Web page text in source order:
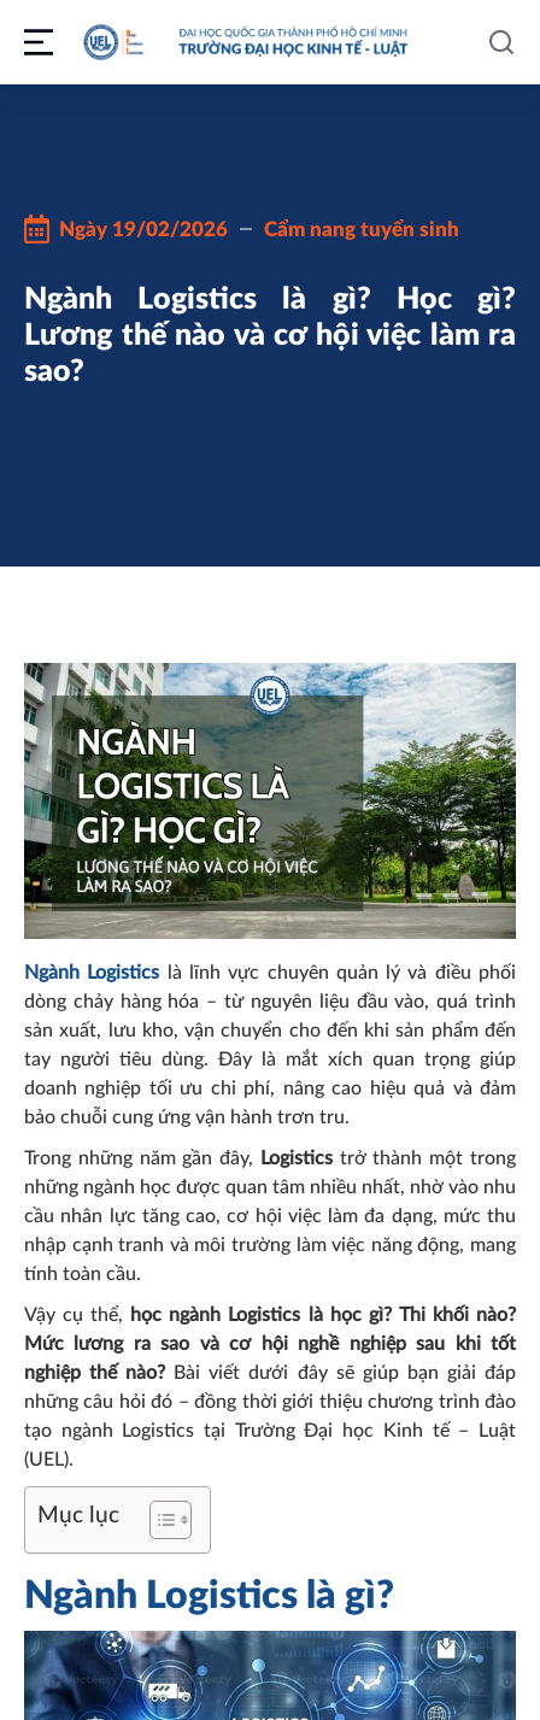
Ngày 19/02/2026 Cẩm nang tuyển sinh
Ngành Logistics là gì? Học gì?
Lương thế nào và cơ hội việc làm ra
sao?
Ngành Logistics
là lĩnh vực chuyên quản lý và điều phối
dòng chảy hàng hóa – từ nguyên liệu đầu vào, quá trình
sản xuất, lưu kho, vận chuyển cho đến khi sản phẩm đến
tay người tiêu dùng. Đây là mắt xích quan trọng giúp
doanh nghiệp tối ưu chi phí, nâng cao hiệu quả và đảm
bảo chuỗi cung ứng vận hành trơn tru.
Trong những năm gần đây, Logisticstrở thành một trong
những ngành học được quan tâm nhiều nhất, nhờ vào nhu
cầu nhân lực tăng cao, cơ hội việc làm đa dạng, mức thu
nhập cạnh tranh và môi trường làm việc năng động, mang
tính toàn cầu.
Vậy cụ thể,
học ngành Logistics là học gì? Thi khối nào?
Mức lương ra sao và cơ hội nghề nghiệp sau khi tốt
nghiệp thế nào?Bài viết dưới đây sẽ giúp bạn giải đáp
những câu hỏi đó – đồng thời giới thiệu chương trình đào
tạo ngành Logistics tại Trường Đại học Kinh tế – Luật
(UEL).
Mục lục
Ngành Logistics là gì?